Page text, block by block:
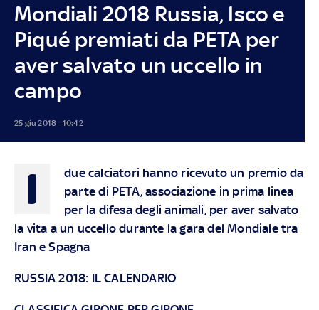
Mondiali 2018 Russia, Isco e
Piqué premiati da PETA per
aver salvato un uccello in
campo
25 giu 2018 - 10:42
I
due calciatori hanno ricevuto un premio da
parte di PETA, associazione in prima linea
per la difesa degli animali, per aver salvato
la vita a un uccello durante la gara del Mondiale tra
Iran e Spagna
RUSSIA 2018: IL CALENDARIO